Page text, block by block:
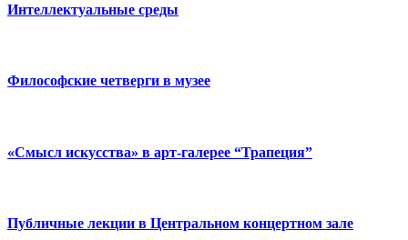
Интеллектуальные среды
Философские четверги в музее
«Смысл искусства» в арт-галерее “Трапеция”
Публичные лекции в Центральном концертном зале